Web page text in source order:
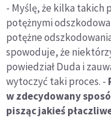
- Myślę, że kilka takich
potężnymi
potężne
spowoduje, że
powiedział Duda i
wytoczyć taki proces. -
w zdecydowany
pisząc jakieś